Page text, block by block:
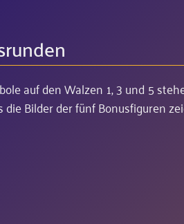
auf den Walzen 1, 3 und 5
die Bilder der fünf Bonusfiguren